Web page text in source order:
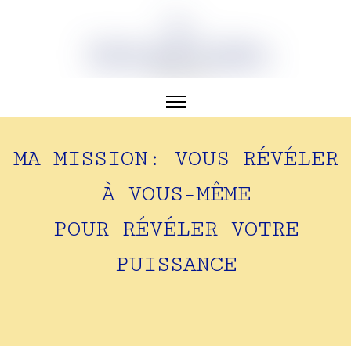
MA MISSION: VOUS RÉVÉLER
À VOUS-MÊME
POUR RÉVÉLER VOTRE
PUISSANCE